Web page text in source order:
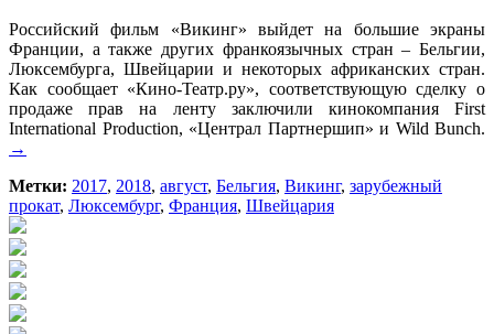
Российский фильм «Викинг» выйдет на большие экраны
Франции, а также других франкоязычных стран – Бельгии,
Люксембурга, Швейцарии и некоторых африканских стран.
Как сообщает «Кино-Театр.ру», соответствующую сделку о
продаже прав на ленту заключили кинокомпания First
International Production, «Централ Партнершип» и Wild Bunch.
→
Метки: 2017, 2018, август, Бельгия, Викинг, зарубежный
прокат, Люксембург, Франция, Швейцария